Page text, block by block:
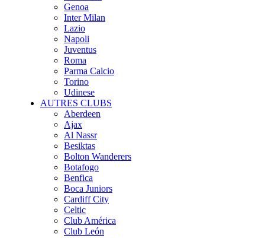
Genoa
Inter Milan
Lazio
Napoli
Juventus
Roma
Parma Calcio
Torino
Udinese
AUTRES CLUBS
Aberdeen
Ajax
Al Nassr
Besiktas
Bolton Wanderers
Botafogo
Benfica
Boca Juniors
Cardiff City
Celtic
Club América
Club León